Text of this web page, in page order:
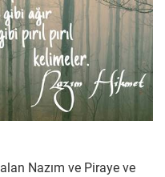
Nazım ve Piraye ve